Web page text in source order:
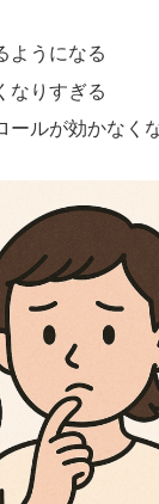
ようになる
なりすぎる
ールが効かなく